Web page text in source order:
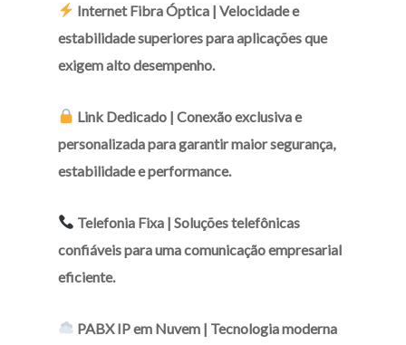
Internet Fibra Óptica |Velocidade e
estabilidade superiores para aplicações que
exigem alto desempenho.
Link Dedicado |Conexão exclusiva e
personalizada para garantir maior segurança,
estabilidade e performance.
Telefonia Fixa |Soluções telefônicas
confiáveis para uma comunicação empresarial
eficiente.
PABX IP em Nuvem | Tecnologia moderna